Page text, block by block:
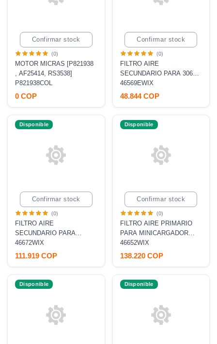
Confirmar stock
(0)
MOTOR MICRAS [P821938
, AF25414, RS3538]
P821938COL
0 COP
Confirmar stock
(0)
FILTRO AIRE
SECUNDARIO PARA 3064
312 [P775302, P829333,
AF25558, RS3545]
46569EWIX
48.844 COP
Confirmar stock
Disponible
(0)
FILTRO AIRE
SECUNDARIO PARA
MINICARGADOR 226
[P829332, AF25484,
46672WIX
111.919 COP
Confirmar stock
Disponible
(0)
FILTRO AIRE PRIMARIO
PARA MINICARGADOR
226, 257B, 242B [P827653,
AF25555, RS3542]
46652WIX
138.220 COP
Disponible Disponible